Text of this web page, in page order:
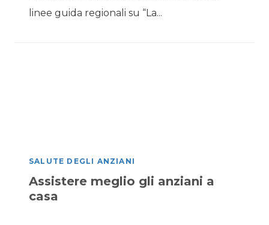
linee guida regionali su “La...
SALUTE DEGLI ANZIANI
Assistere meglio gli anziani a
casa